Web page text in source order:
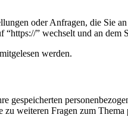
oder Anfragen, die Sie
“https://” wechselt und an
werden.
gespeicherten
weiteren Fragen zum Thema